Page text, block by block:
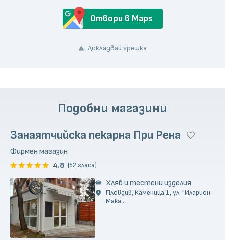
Отвори в Maps
Докладвай грешка
Подобни магазини
Занаятчийска пекарна При Рена
Фирмен магазин
4.8 (52 гласа)
Хляб и тестени изделия
Пловдив, Каменица 1, ул. "Иларион
Мака...